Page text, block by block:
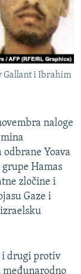
Gallant i Ibrahim
naloge
Yoava
Hamas
zločine i
Gaze i
i drugi protiv
međunarodno